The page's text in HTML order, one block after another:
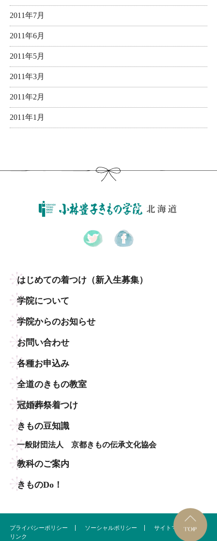
2011年7月
2011年6月
2011年5月
2011年3月
2011年2月
2011年1月
はじめての着つけ （新入生募集）
学院について
学院からのお知らせ
お問い合わせ
各種お申込み
全道のきもの教室
冠婚葬祭着つけ
きもの豆知識
一般財団法人 京都きもの伝承文化協会
教科のご案内
きものDo！
プライバシーポリシー ソーシャルポリシー
サイトマップ
リンク